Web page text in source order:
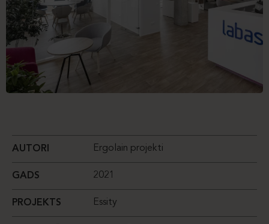
AUTORI Ergolain projekti
GADS 2021
PROJEKTS Essity